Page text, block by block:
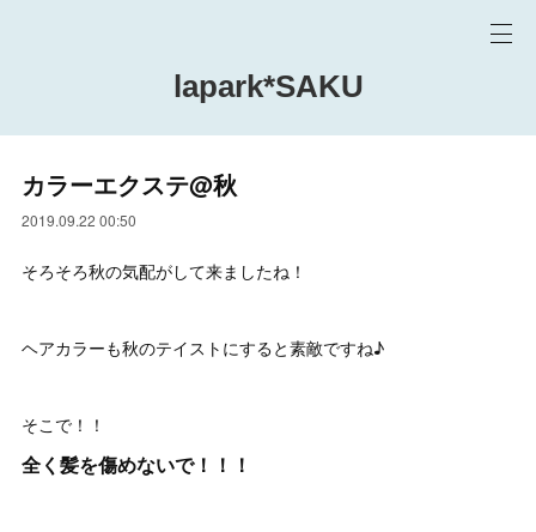
lapark*SAKU
カラーエクステ@秋
2019.09.22 00:50
そろそろ秋の気配がして来ましたね！
ヘアカラーも秋のテイストにすると素敵ですね♪
そこで！！
全く髪を傷めないで！！！